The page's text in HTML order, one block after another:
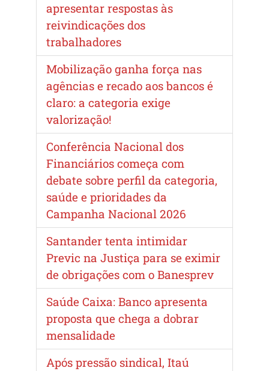
apresentar respostas às
reivindicações dos
trabalhadores
Mobilização ganha força nas
agências e recado aos bancos é
claro: a categoria exige
valorização!
Conferência Nacional dos
Financiários começa com
debate sobre perfil da categoria,
saúde e prioridades da
Campanha Nacional 2026
Santander tenta intimidar
Previc na Justiça para se eximir
de obrigações com o Banesprev
Saúde Caixa: Banco apresenta
proposta que chega a dobrar
mensalidade
Após pressão sindical, Itaú